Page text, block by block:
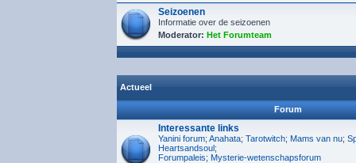
Seizoenen
Informatie over de seizoenen
Moderator: Het Forumteam
Actueel
Forum
Interessante links
Yanini forum; Anahata; Tarotwitch; Mams van nu;
Heartsandsoul;
Forumpaleis; Mysterie-wetenschapsforum